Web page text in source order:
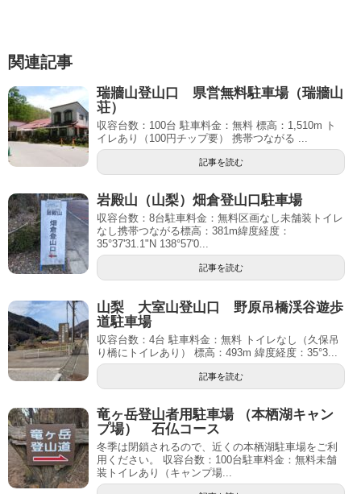
関連記事
瑞牆山登山口 県営無料駐車場（瑞牆山
荘）
収容台数：100台 駐車料金：無料 標高：1,510m ト
イレあり（100円チップ要） 携帯つながる ...
記事を読む
岩殿山（山梨）畑倉登山口駐車場
収容台数：8台駐車料金：無料区画なし未舗装トイレ
なし携帯つながる標高：381m緯度経度：
35°37'31.1"N 138°57'0...
記事を読む
山梨 大室山登山口 野原吊橋渓谷遊歩
道駐車場
収容台数：4台 駐車料金：無料 トイレなし（久保吊
り橋にトイレあり） 標高：493m 緯度経度：35°3...
記事を読む
竜ヶ岳登山者用駐車場 （本栖湖キャン
プ場） 石仏コース
冬季は閉鎖されるので、近くの本栖湖駐車場をご利
用ください。 収容台数：100台駐車料金：無料未舗
装トイレあり（キャンプ場...